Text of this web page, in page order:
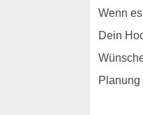
Wenn
Dein